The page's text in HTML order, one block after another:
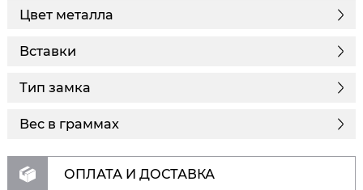
Цвет металла
Вставки
Тип замка
Вес в граммах
ОПЛАТА И ДОСТАВКА